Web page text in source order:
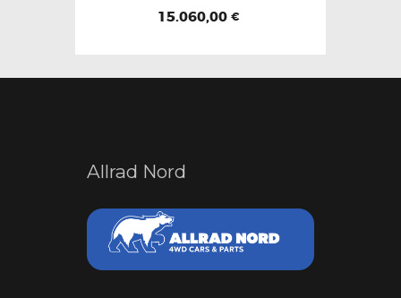
15.060,00 €
Allrad Nord